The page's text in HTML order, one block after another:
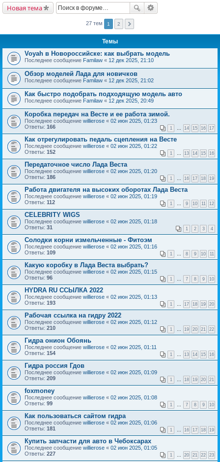
Новая тема
27 тем 1 2
Темы
Voyah в Новороссийске: как выбрать модель
Последнее сообщение Familaw « 12 дек 2025, 21:10
Обзор моделей Лада для новичков
Последнее сообщение Familaw « 12 дек 2025, 21:02
Как быстро подобрать подходящую модель авто
Последнее сообщение Familaw « 12 дек 2025, 20:49
Коробка передач на Весте и ее работа зимой.
Последнее сообщение willierose « 02 июн 2025, 01:23
Ответы: 166 1 … 14 15 16 17
Как отрегулировать педаль сцепления на Весте
Последнее сообщение willierose « 02 июн 2025, 01:22
Ответы: 152 1 … 13 14 15 16
Передаточное число Лада Веста
Последнее сообщение willierose « 02 июн 2025, 01:20
Ответы: 186 1 … 16 17 18 19
Работа двигателя на высоких оборотах Лада Веста
Последнее сообщение willierose « 02 июн 2025, 01:19
Ответы: 112 1 … 9 10 11 12
CELEBRITY WIGS
Последнее сообщение willierose « 02 июн 2025, 01:18
Ответы: 31 1 2 3 4
Солодки корни измельченные - Фитоэм
Последнее сообщение willierose « 02 июн 2025, 01:16
Ответы: 109 1 … 8 9 10 11
Какую коробку в Лада Веста выбрать?
Последнее сообщение willierose « 02 июн 2025, 01:15
Ответы: 96 1 … 7 8 9 10
HYDRA RU ССЫЛКА 2022
Последнее сообщение willierose « 02 июн 2025, 01:13
Ответы: 193 1 … 17 18 19 20
Рабочая ссылка на гидру 2022
Последнее сообщение willierose « 02 июн 2025, 01:12
Ответы: 210 1 … 19 20 21 22
Гидра онион Обоянь
Последнее сообщение willierose « 02 июн 2025, 01:11
Ответы: 154 1 … 13 14 15 16
Гидра россия Гдов
Последнее сообщение willierose « 02 июн 2025, 01:09
Ответы: 209 1 … 18 19 20 21
foxmoney
Последнее сообщение willierose « 02 июн 2025, 01:08
Ответы: 99 1 … 7 8 9 10
Как пользоваться сайтом гидра
Последнее сообщение willierose « 02 июн 2025, 01:06
Ответы: 181 1 … 16 17 18 19
Купить запчасти для авто в Чебоксарах
Последнее сообщение willierose « 02 июн 2025, 01:05
Ответы: 227 1 … 20 21 22 23